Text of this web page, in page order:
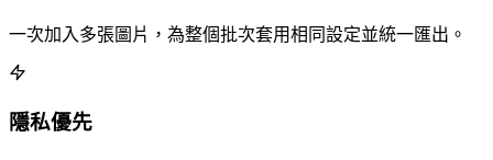
一次加入多張圖片，為整個批次套用相同設定並統一匯出。
隱私優先